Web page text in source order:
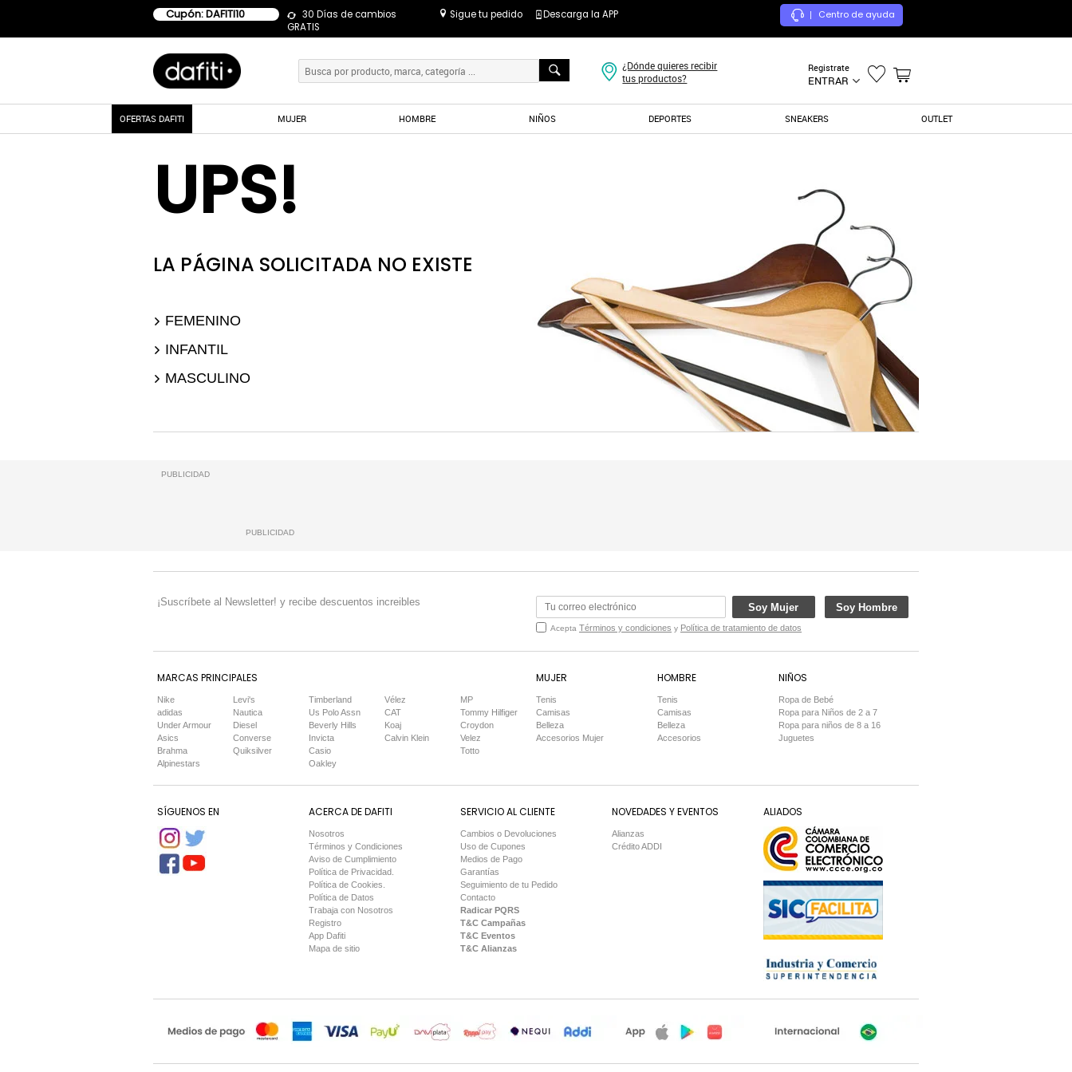
Cupón: DAFITI10
30 Días de cambios
GRATIS
Sigue tu pedido Descarga la APP | Centro de ayuda
Registrate
ENTRAR
¿Dónde quieres recibir
tus productos?
OFERTAS DAFITI MUJER HOMBRE NIÑOS DEPORTES SNEAKERS OUTLET
UPS!
LA PÁGINA SOLICITADA NO EXISTE
FEMENINO
INFANTIL
MASCULINO
PUBLICIDAD
PUBLICIDAD
¡Suscríbete al Newsletter! y recibe descuentos increibles Soy Mujer Soy Hombre
Acepta Términos y condiciones y Política de tratamiento de datos
MARCAS PRINCIPALES
Nike
adidas
Under Armour
Asics
Brahma
Alpinestars
Levi's
Nautica
Diesel
Converse
Quiksilver
Timberland
Us Polo Assn
Beverly Hills
Invicta
Casio
Oakley
Vélez
CAT
Koaj
Calvin Klein
MP
Tommy Hilfiger
Croydon
Velez
Totto
MUJER
Tenis
Camisas
Belleza
Accesorios Mujer
HOMBRE
Tenis
Camisas
Belleza
Accesorios
NIÑOS
Ropa de Bebé
Ropa para Niños de 2 a 7
Ropa para niños de 8 a 16
Juguetes
SÍGUENOS EN ACERCA DE DAFITI
Nosotros
Términos y Condiciones
Aviso de Cumplimiento
Política de Privacidad.
Política de Cookies.
Política de Datos
Trabaja con Nosotros
Registro
App Dafiti
Mapa de sitio
SERVICIO AL CLIENTE
Cambios o Devoluciones
Uso de Cupones
Medios de Pago
Garantías
Seguimiento de tu Pedido
Contacto
Radicar PQRS
T&C Campañas
T&C Eventos
T&C Alianzas
NOVEDADES Y EVENTOS
Alianzas
Crédito ADDI
ALIADOS